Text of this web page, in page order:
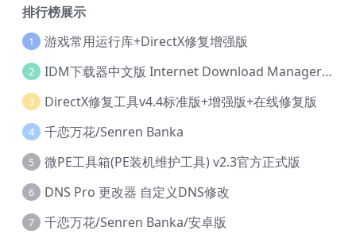
排行榜展示
1 游戏常用运行库+DirectX修复增强版
2 IDM下载器中文版 Internet Download Manager v6.42.36 IDM
3 DirectX修复工具v4.4标准版+增强版+在线修复版
4 千恋万花/Senren Banka
5 微PE工具箱(PE装机维护工具) v2.3官方正式版
6 DNS Pro 更改器 自定义DNS修改
7 千恋万花/Senren Banka/安卓版